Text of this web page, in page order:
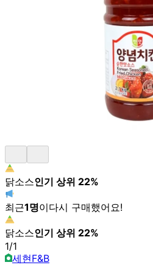
닭소스인기 상위 22%
최근1명이다시 구매했어요!
닭소스인기 상위 22%
1/1
세현F&B